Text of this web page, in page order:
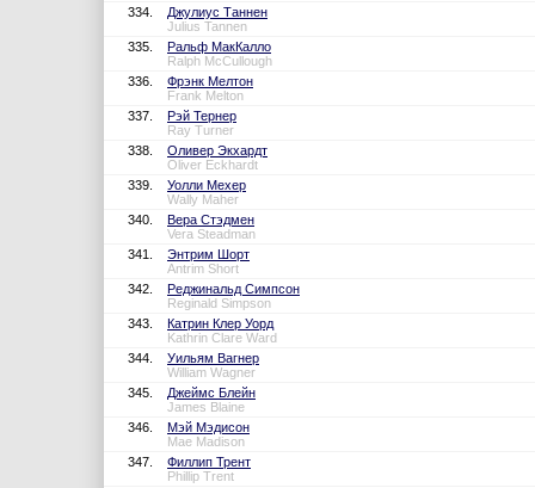
334.
Джулиус Таннен
Julius Tannen
335.
Ральф МакКалло
Ralph McCullough
336.
Фрэнк Мелтон
Frank Melton
337.
Рэй Тернер
Ray Turner
338.
Оливер Экхардт
Oliver Eckhardt
339.
Уолли Мехер
Wally Maher
340.
Вера Стэдмен
Vera Steadman
341.
Энтрим Шорт
Antrim Short
342.
Реджинальд Симпсон
Reginald Simpson
343.
Катрин Клер Уорд
Kathrin Clare Ward
344.
Уильям Вагнер
William Wagner
345.
Джеймс Блейн
James Blaine
346.
Мэй Мэдисон
Mae Madison
347.
Филлип Трент
Phillip Trent